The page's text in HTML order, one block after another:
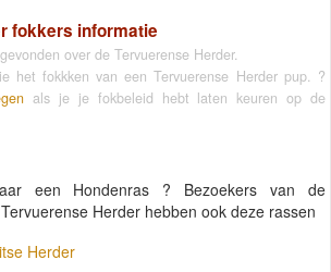
fokkers informatie
over de Tervuerense Herder.
het fokkken van een Tervuerense Herder pup. ?
als je je fokbeleid hebt laten keuren op de
een Hondenras ? Bezoekers van de
Herder hebben ook deze rassen
Herder